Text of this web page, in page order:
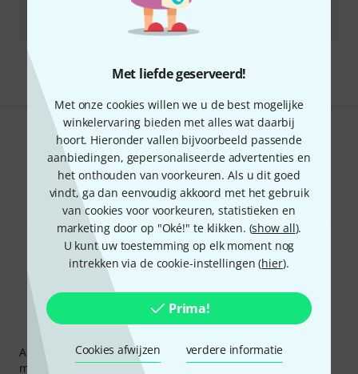
Met liefde geserveerd!
Met onze cookies willen we u de best mogelijke
winkelervaring bieden met alles wat daarbij
hoort. Hieronder vallen bijvoorbeeld passende
aanbiedingen, gepersonaliseerde advertenties en
het onthouden van voorkeuren. Als u dit goed
vindt, ga dan eenvoudig akkoord met het gebruik
van cookies voor voorkeuren, statistieken en
marketing door op "Oké!" te klikken. (show all).
U kunt uw toestemming op elk moment nog
intrekken via de cookie-instellingen (hier).
Prima!
Cookies afwijzen verdere informatie
Alle contacten
Bevalt het wat u ziet?
Delen Hulp & Feedback
Thomann nieuwsbrief
Abonneer u op de Thomann-nieuwsbrief in het Engels en
met een beetje geluk kunt u een van50 vouchers